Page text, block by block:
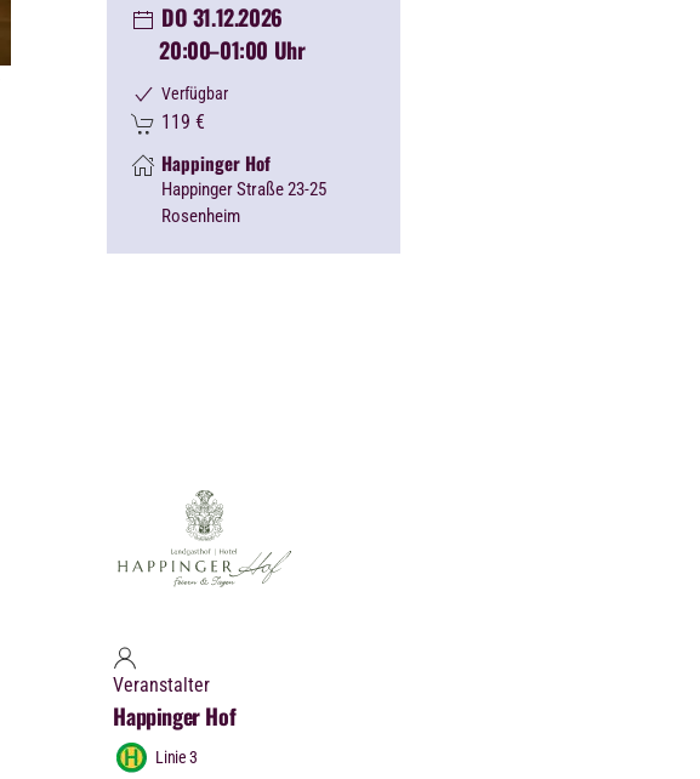
DO 31.12.2026
20:00–01:00 Uhr
Verfügbar
119 €
Happinger Hof
Happinger Straße 23-25
Rosenheim
Veranstalter
Happinger Hof
Linie 3